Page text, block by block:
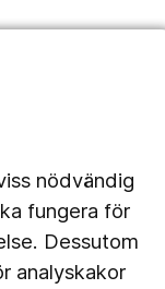
nödvändig
fungera för
Dessutom
analyskakor